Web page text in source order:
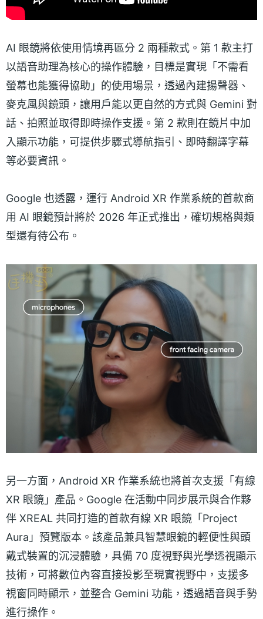
AI 眼鏡將依使用情境再區分 2 兩種款式。第 1 款主打
以語音助理為核心的操作體驗，目標是實現「不需看
螢幕也能獲得協助」的使用場景，透過內建揚聲器、
麥克風與鏡頭，讓用戶能以更自然的方式與 Gemini 對
話、拍照並取得即時操作支援。第 2 款則在鏡片中加
入顯示功能，可提供步驟式導航指引、即時翻譯字幕
等必要資訊。
Google 也透露，運行 Android XR 作業系統的首款商
用 AI 眼鏡預計將於 2026 年正式推出，確切規格與類
型還有待公布。
另一方面，Android XR 作業系統也將首次支援「有線
XR 眼鏡」產品。Google 在活動中同步展示與合作夥
伴 XREAL 共同打造的首款有線 XR 眼鏡「Project
Aura」預覽版本。該產品兼具智慧眼鏡的輕便性與頭
戴式裝置的沉浸體驗，具備 70 度視野與光學透視顯示
技術，可將數位內容直接投影至現實視野中，支援多
視窗同時顯示，並整合 Gemini 功能，透過語音與手勢
進行操作。